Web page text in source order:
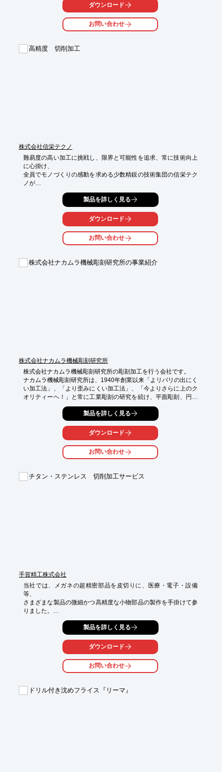
プランジング加工(カッタにより)などに適用可能です。
■広範囲な工具径と刃幅および豊富なチップ刃先Rが標準仕様で準
■チップ材種とチップブレーカや刃先形状の選択による広範囲で
の
ダウンロード
お問い合わせ
高精度 切削加工
株式会社信栄テクノ
難易度の高い加工に挑戦し、限界と可能性を追求、常に技術向上
に心掛け、
全員でモノづくりの感動を求める少数精鋭の技術集団の信栄テク
ノが
取り扱う「切削加工」のご案内です
○極小径孔加工・微細加工が得意
○微細加工への高いこだわり
○高精度・高品質加工を実現
○広範囲のビジネス加工領域
●その他機能や詳細については、カタログダウンロード下さい。
製品を詳しく見る
ダウンロード
お問い合わせ
株式会社ナカムラ機械彫刻研究所の事業紹介
株式会社ナカムラ機械彫刻研究所
株式会社ナカムラ機械彫刻研究所の彫刻加工を行う会社です。
ナカムラ機械彫刻研究所は、1940年創業以来「よリバリの出にく
い加工法」、「より歪みにくい加工法」、「今よりさらに上のク
オリティーヘ！」と常に工業彫刻の研究を続け、平面彫刻、円筒
彫刻、C軸を使った角度彫刻などを駆使し、あらゆる形状に対応
した彫刻を可能としています。
【生産・加工技術】
○単品・量産対応
○追い番（シリアル・連番）多軸加工
○平面、円筒製品、複合曲面への各種彫刻加工
○最細0.1mmからの彫刻、最大径150.0mmの円筒彫刻
製品を詳しく見る
ダウンロード
お問い合わせ
チタン・ステンレス 切削加工サービス
手賀精工株式会社
当社では、メガネの超精密部品を皮切りに、医療・電子・設備
等、
さまざまな製品の微細かつ高精度な小物部品の製作を手掛けて参
りました。
様々な高精度小物を実現してきた背景には、当社の技術ならびに
省人化や職人技とも言える品質保証体制が背景にあります。
当社の技術力があれば、高精度のクオリティを実現する事も可能
超精密な切削加工を是非ともお任せください。
【微細・高精度加工例】
製品を詳しく見る
ダウンロード
お問い合わせ
ドリル付き沈めフライス『リーマ』